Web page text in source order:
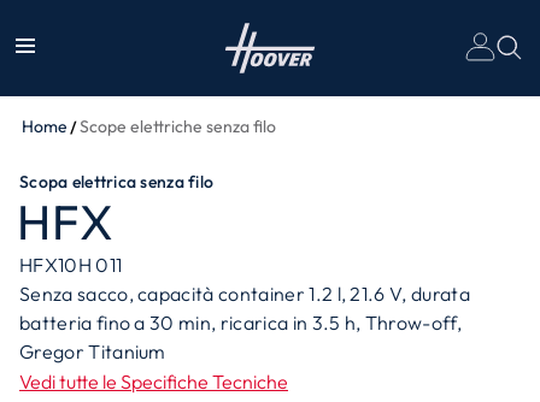
Home Scope elettriche senza filo
Scopa elettrica senza filo
HFX
HFX10H 011
Senza sacco, capacità container 1.2 l, 21.6 V, durata
batteria fino a 30 min, ricarica in 3.5 h, Throw-off,
Gregor Titanium
Vedi tutte le Specifiche Tecniche